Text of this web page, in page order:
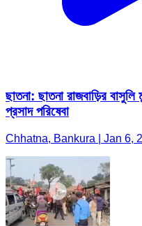
ছাতনা: ছাতনা রাজবাড়ির
প্রসাদ পরিষেবা
Chhatna, Bankura | Jan 6,